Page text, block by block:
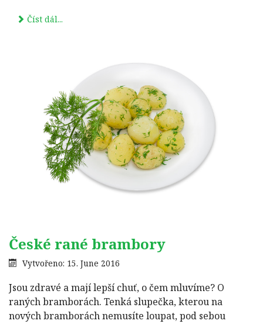
Číst dál...
České rané brambory
Vytvořeno: 15. June 2016
Jsou zdravé a mají lepší chuť, o čem mluvíme? O
raných bramborách. Tenká slupečka, kterou na
nových bramborách nemusíte loupat, pod sebou